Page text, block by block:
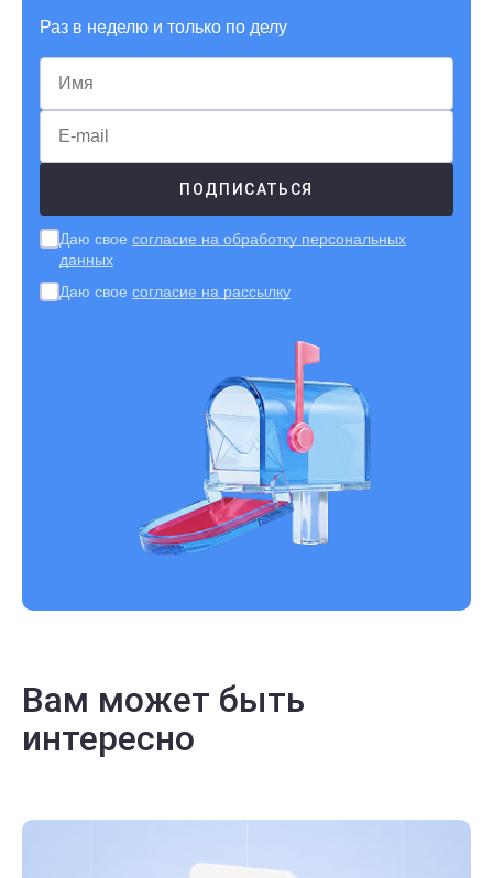
Раз в неделю и только по делу
Даю свое согласие на обработку персональных
данных
Даю свое согласие на рассылку
Вам может быть
интересно